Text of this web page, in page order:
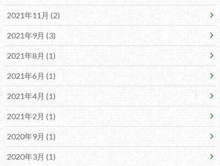
2021年11月 (2)
2021年9月 (3)
2021年8月 (1)
2021年6月 (1)
2021年4月 (1)
2021年2月 (1)
2020年9月 (1)
2020年3月 (1)